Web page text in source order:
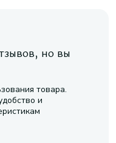
но вы
товара.
и